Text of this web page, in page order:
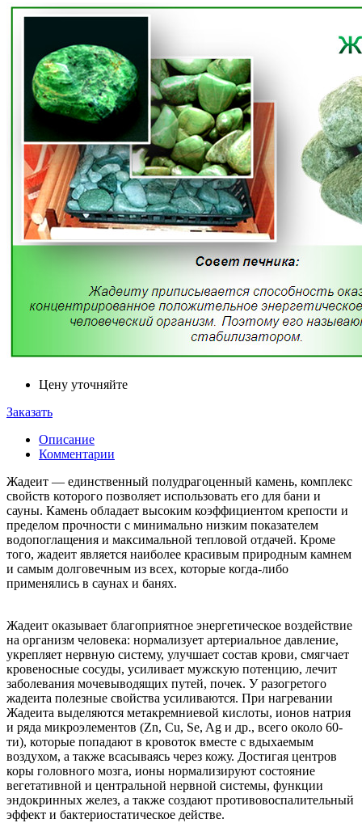
Цену уточняйте
Заказать
Описание
Комментарии
Жадеит ― единственный полудрагоценный камень, комплекс
свойств которого позволяет использовать его для бани и
сауны. Камень обладает высоким коэффициентом крепости и
пределом прочности с минимально низким показателем
водопоглащения и максимальной тепловой отдачей. Кроме
того, жадеит является наиболее красивым природным камнем
и самым долговечным из всех, которые когда-либо
применялись в саунах и банях.
Жадеит оказывает благоприятное энергетическое воздействие
на организм человека: нормализует артериальное давление,
укрепляет нервную систему, улучшает состав крови, смягчает
кровеносные сосуды, усиливает мужскую потенцию, лечит
заболевания мочевыводящих путей, почек. У разогретого
жадеита полезные свойства усиливаются. При нагревании
Жадеита выделяются метакремниевой кислоты, ионов натрия
и ряда микроэлементов (Zn, Cu, Se, Ag и др., всего около 60-
ти), которые попадают в кровоток вместе с вдыхаемым
воздухом, а также всасываясь через кожу. Достигая центров
коры головного мозга, ионы нормализируют состояние
вегетативной и центральной нервной системы, функции
эндокринных желез, а также создают противовоспалительный
эффект и бактериостатическое действе.